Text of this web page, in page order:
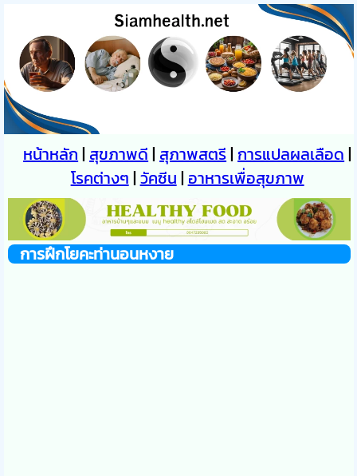
หน้าหลัก | สุขภาพดี | สุภาพสตรี|การแปลผลเลือด |
โรคต่างๆ | วัคซีน | อาหารเพื่อสุขภาพ
การฝึกโยคะท่านอนหงาย